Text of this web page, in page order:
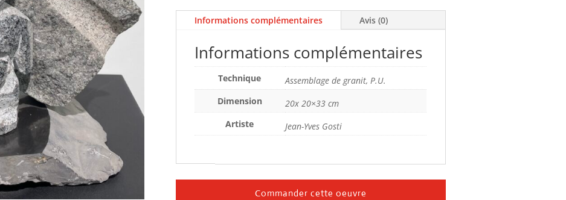
Informations complémentaires Avis (0)
Informations complémentaires
Technique
Assemblage de granit, P.U.
Dimension
20x 20×33 cm
Artiste
Jean-Yves Gosti
Commander cette oeuvre